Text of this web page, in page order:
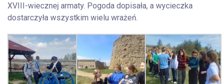
XVIII-wiecznej armaty. Pogoda dopisała, a wycieczka
dostarczyła wszystkim wielu wrażeń.